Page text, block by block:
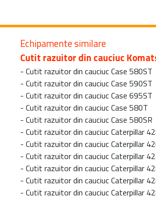
Echipamente similare
Cutit razuitor din cauciuc
- Cutit razuitor din cauciuc Case 580ST
- Cutit razuitor din cauciuc Case 590ST
- Cutit razuitor din cauciuc Case 695ST
- Cutit razuitor din cauciuc Case 580T
- Cutit razuitor din cauciuc Case 580SR
- Cutit razuitor din cauciuc Caterpillar
- Cutit razuitor din cauciuc Caterpillar
- Cutit razuitor din cauciuc Caterpillar
- Cutit razuitor din cauciuc Caterpillar
- Cutit razuitor din cauciuc Caterpillar
- Cutit razuitor din cauciuc Caterpillar